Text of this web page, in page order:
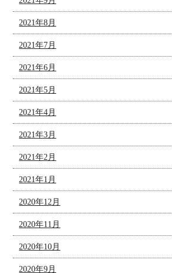
2021年8月
2021年7月
2021年6月
2021年5月
2021年4月
2021年3月
2021年2月
2021年1月
2020年12月
2020年11月
2020年10月
2020年9月